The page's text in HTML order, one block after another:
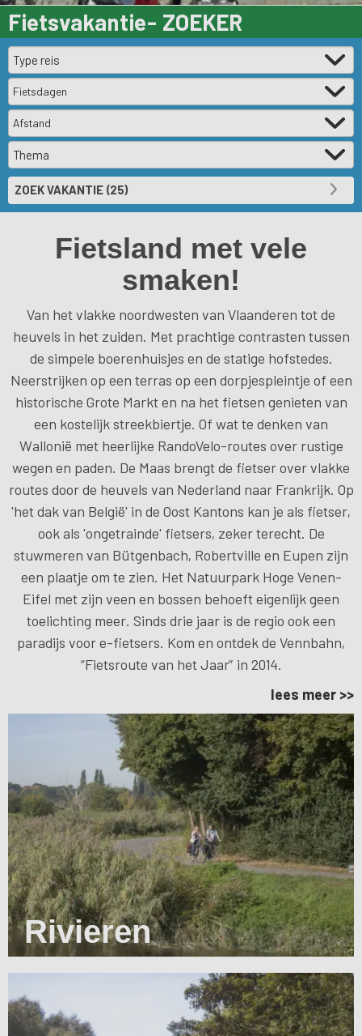
Fietsvakantie- ZOEKER
Fietsdagen
Afstand
Fietsland met vele
smaken!
Van het vlakke noordwesten van Vlaanderen tot de
heuvels in het zuiden. Met prachtige contrasten tussen
de simpele boerenhuisjes en de statige hofstedes.
Neerstrijken op een terras op een dorpjespleintje of een
historische Grote Markt en na het fietsen genieten van
een kostelijk streekbiertje. Of wat te denken van
Wallonië met heerlijke RandoVelo-routes over rustige
wegen en paden. De Maas brengt de fietser over vlakke
routes door de heuvels van Nederland naar Frankrijk. Op
'het dak van België' in de Oost Kantons kan je als fietser,
ook als 'ongetrainde' fietsers, zeker terecht. De
stuwmeren van Bütgenbach, Robertville en Eupen zijn
een plaatje om te zien. Het Natuurpark Hoge Venen-
Eifel met zijn veen en bossen behoeft eigenlijk geen
toelichting meer. Sinds drie jaar is de regio ook een
paradijs voor e-fietsers. Kom en ontdek de Vennbahn,
“Fietsroute van het Jaar” in 2014.
lees meer >>
Rivieren